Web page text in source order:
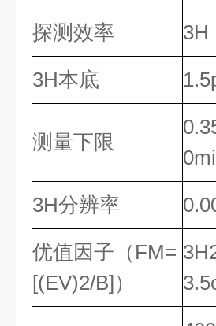
探测效率
3H
3H本底
测量下限
3H分辨率
优值因子（FM=
[(EV)2/B]）